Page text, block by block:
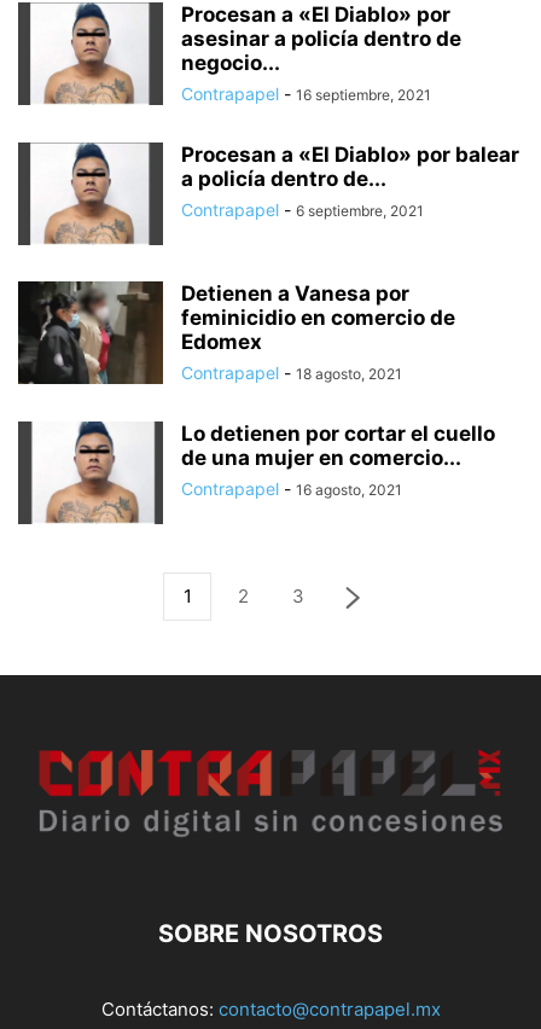
Procesan a «El Diablo» por
asesinar a policía dentro de
negocio...
Contrapapel - 16 septiembre, 2021
Procesan a «El Diablo» por balear
a policía dentro de...
Contrapapel - 6 septiembre, 2021
Detienen a Vanesa por
feminicidio en comercio de
Edomex
Contrapapel - 18 agosto, 2021
Lo detienen por cortar el cuello
de una mujer en comercio...
Contrapapel - 16 agosto, 2021
1 2 3
SOBRE NOSOTROS
Contáctanos: contacto@contrapapel.mx